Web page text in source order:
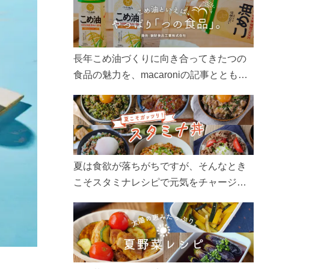
長年こめ油づくりに向き合ってきたつの
食品の魅力を、macaroniの記事とともに
ん、製造現場や品質へのこだわりまで。
こめ油をもっと好きになるコンテンツを
ぜひお楽しみください。
夏は食欲が落ちがちですが、そんなとき
こそスタミナレシピで元気をチャージ！
リ食べて、夏バテを吹き飛ばしましょ
う！